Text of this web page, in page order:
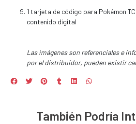
1 tarjeta de código para Pokémon
contenido digital
Las imágenes son referenciales e
por el distribuidor, pueden existir
También Podría